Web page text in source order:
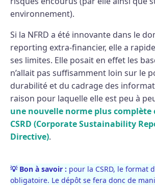
environnement).
Si la NFRD a été innovante dans le
reporting extra-financier, elle a
ses limites. Elle posait en effet les
n’allait pas suffisamment loin sur le
durabilité et du cadrage des
raison pour laquelle elle est peu à
une nouvelle norme plus complète
CSRD (Corporate Sustainability
Directive).
💡 Bon à savoir : pour la CSRD, le format
obligatoire. Le dépôt se fera donc de